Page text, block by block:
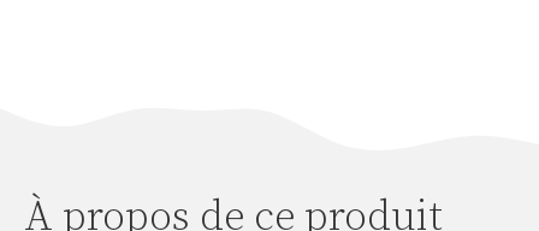
À propos de ce produit